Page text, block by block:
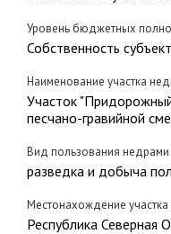
Уровень бюджетных
Собственность
Наименование участка
Участок
песчано-гравийной
Вид пользования недрами
разведка и добыча
Местонахождение
Республика Северная